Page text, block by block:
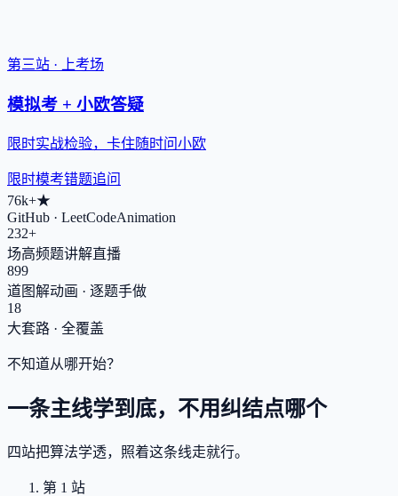
第三站 · 上考场
模拟考 + 小欧答疑
限时实战检验，卡住随时问小欧
限时模考错题追问
76k+★
GitHub · LeetCodeAnimation
232+
场高频题讲解直播
899
道图解动画 · 逐题手做
18
大套路 · 全覆盖
不知道从哪开始？
一条主线学到底，不用纠结点哪个
四站把算法学透，照着这条线走就行。
第 1 站